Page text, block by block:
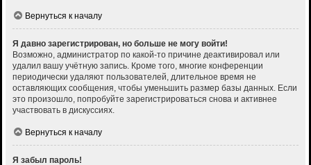
Вернуться к началу
Я давно зарегистрирован, но больше не могу войти!
Возможно, администратор по какой-то причине деактивировал или
удалил вашу учётную запись. Кроме того, многие конференции
периодически удаляют пользователей, длительное время не
оставляющих сообщения, чтобы уменьшить размер базы данных. Если
это произошло, попробуйте зарегистрироваться снова и активнее
участвовать в дискуссиях.
Вернуться к началу
Я забыл пароль!